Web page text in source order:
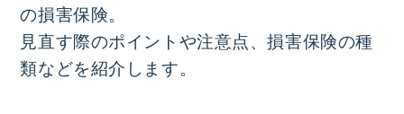
の損害保険。
見直す際のポイントや注意点、損害保険の種
類などを紹介します。